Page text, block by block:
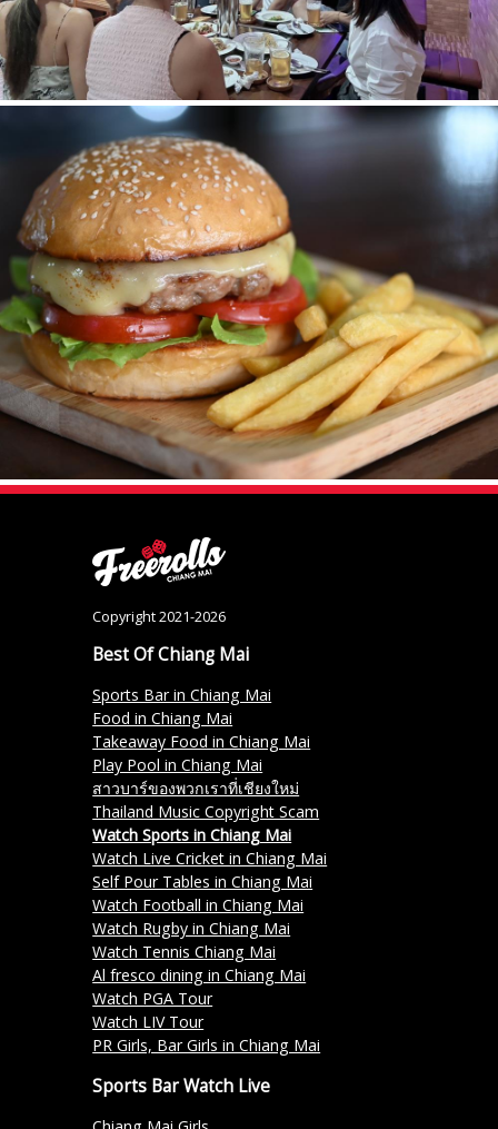
Copyright 2021-2026
Best Of Chiang Mai
Sports Bar in Chiang Mai
Food in Chiang Mai
Takeaway Food in Chiang Mai
Play Pool in Chiang Mai
สาวบาร์ของพวกเราที่เชียงใหม่
Thailand Music Copyright Scam
Watch Sports in Chiang Mai
Watch Live Cricket in Chiang Mai
Self Pour Tables in Chiang Mai
Watch Football in Chiang Mai
Watch Rugby in Chiang Mai
Watch Tennis Chiang Mai
Al fresco dining in Chiang Mai
Watch PGA Tour
Watch LIV Tour
PR Girls, Bar Girls in Chiang Mai
Sports Bar Watch Live